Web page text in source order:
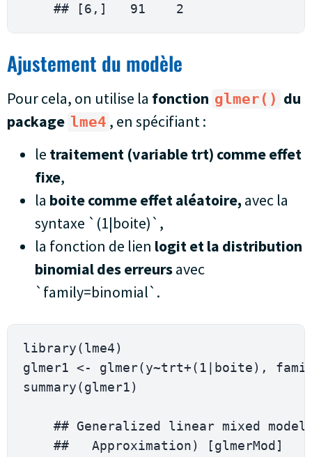
    ##
[6 , ] 91 2
Ajustement du modèle
Pour cela, on utilise la fonction glmer() du
package lme4 , en spécifiant :
le traitement (variable trt) comme effet
fixe,
la boite comme effet aléatoire, avec la
syntaxe `(1|boite)`,
la fonction de lien logit et la distribution
binomial des erreursavec
`family=binomial`.
library(lme4)
glmer1 <- glmer(y~trt+( 1 boite) ,
summary(glmer1)
    ##
Generalized
linear mixed
    ##
Approximation) [glmerMod ]